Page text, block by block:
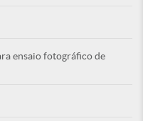
ensaio fotográfico de